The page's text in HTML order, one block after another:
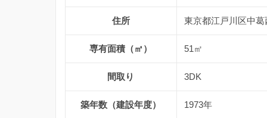
住所 東京都江戸川区中葛
専有面積（㎡） 51㎡
間取り 3DK
築年数（建設年度） 1973年